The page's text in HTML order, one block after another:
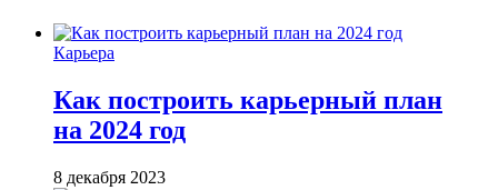
Карьера
Как построить карьерный план
на 2024 год
8 декабря 2023